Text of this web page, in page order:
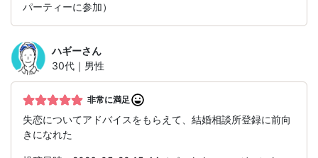
パーティーに参加）
ハギーさん
30代｜男性
非常に満足
失恋についてアドバイスをもらえて、結婚相談所登録に前向
きになれた